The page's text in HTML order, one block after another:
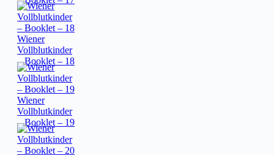
Wiener
Vollblutkinder
– Booklet – 18
Wiener
Vollblutkinder
– Booklet – 19